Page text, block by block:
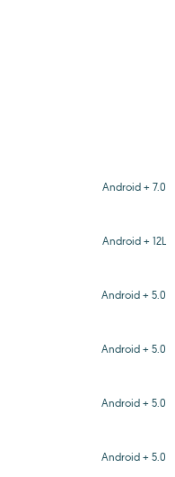
Android + 7.0
Android + 12L
Android + 5.0
Android + 5.0
Android + 5.0
Android + 5.0